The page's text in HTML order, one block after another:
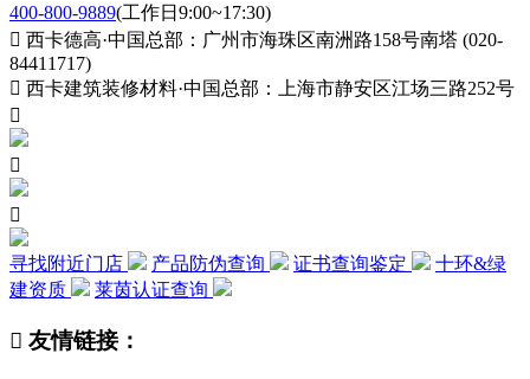
400-800-9889(工作日9:00~17:30)
 西卡德高·中国总部：广州市海珠区南洲路158号南塔 (020-
84411717)
 西卡建筑装修材料·中国总部：上海市静安区江场三路252号



寻找附近门店 产品防伪查询 证书查询鉴定
十环&绿
建资质
莱茵认证查询
 友情链接：